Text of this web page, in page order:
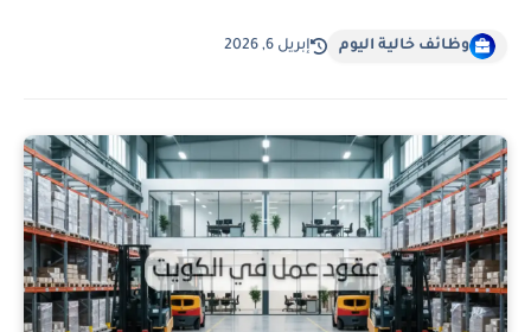
وظائف خالية اليوم إبريل 6, 2026